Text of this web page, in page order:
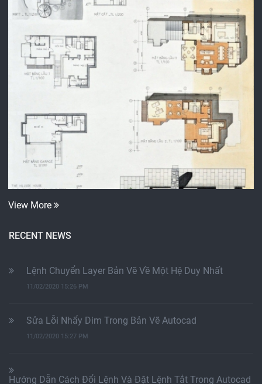
View More
RECENT NEWS
Lệnh Chuyển Layer Bản Vẽ Về Một Hệ Duy Nhất
11/02/2020 15:26 PM
Sửa Lỗi Nhẩy Dim Trong Bản Vẽ Autocad
11/02/2020 15:27 PM
Hướng Dẫn Cách Đổi Lệnh Và Đặt Lệnh Tắt Trong Autocad